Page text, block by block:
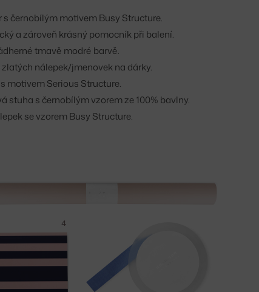
černobílým motivem Busy Structure.
a zároveň krásný pomocník při balení.
tmavě modré barvě.
nálepek/jmenovek na dárky.
motivem Serious Structure.
stuha s černobílým vzorem ze 100% bavlny.
se vzorem Busy Structure.